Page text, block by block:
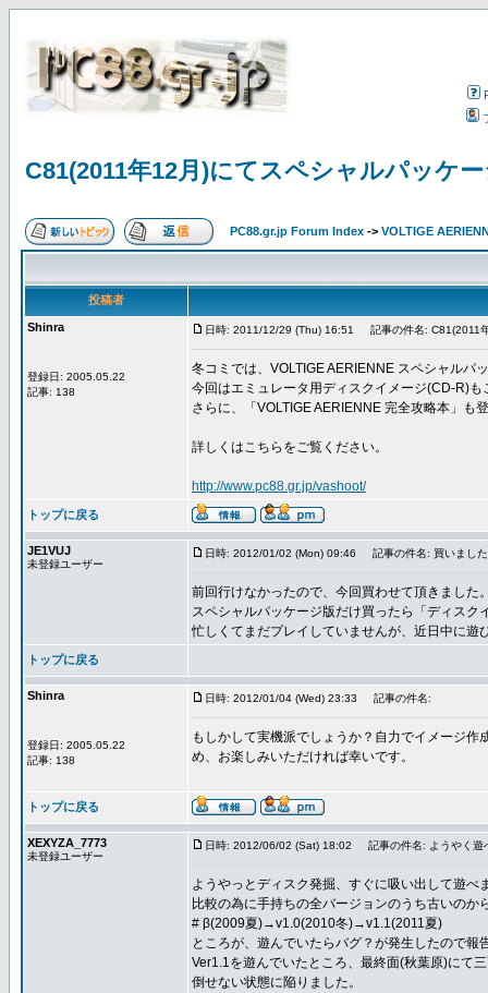
C81(2011年12月)にてスペシャルパッケ
PC88.gr.jp Forum Index -> VOLTIGE
投稿者
Shinra
登録日: 2005.05.22
記事: 138
日時: 2011/12/29 (Thu) 16:51 記事の件名: C81(2011
冬コミでは、VOLTIGE AERIENNE スペシャルパ
今回はエミュレータ用ディスクイメージ(CD-R)も
さらに、「VOLTIGE AERIENNE 完全攻略本」も
詳しくはこちらをご覧ください。
http://www.pc88.gr.jp/vashoot/
トップに戻る
JE1VUJ
未登録ユーザー
日時: 2012/01/02 (Mon) 09:46 記事の件名: 買いました
前回行けなかったので、今回買わせて頂きました
スペシャルパッケージ版だけ買ったら「ディス
忙しくてまだプレイしていませんが、近日中に遊
トップに戻る
Shinra
登録日: 2005.05.22
記事: 138
日時: 2012/01/04 (Wed) 23:33 記事の件名:
もしかして実機派でしょうか？自力でイメージ
め、お楽しみいただければ幸いです。
トップに戻る
XEXYZA_7773
未登録ユーザー
日時: 2012/06/02 (Sat) 18:02 記事の件名: ようやく
ようやっとディスク発掘、すぐに吸い出して遊べ
比較の為に手持ちの全バージョンのうち古いの
# β(2009夏)→v1.0(2010冬)→v1.1(2011夏)
ところが、遊んでいたらバグ？が発生したので報
Ver1.1を遊んでいたところ、最終面(秋葉原)にて
倒せない状態に陥りました。